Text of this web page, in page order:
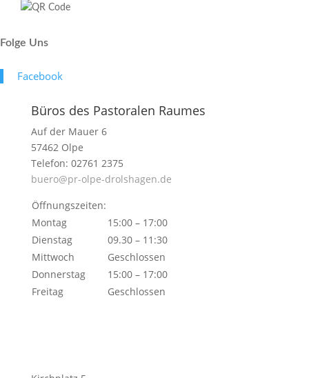
Folge Uns
Face­book
Büros des Pastoralen Raumes
Auf der Mauer 6
57462 Olpe
Telefon: 02761 2375
buero@pr-olpe-drolshagen.de
Öffnungszeiten:
Montag
15:00 – 17:00
Dienstag
09.30 – 11:30
Mittwoch
Geschlossen
Donnerstag
15:00 – 17:00
Freitag
Geschlossen